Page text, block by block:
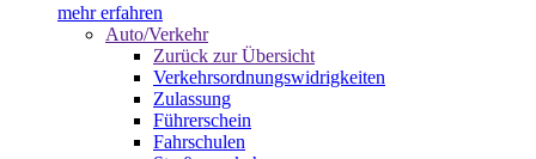
mehr erfahren
Auto/Verkehr
Zurück zur Übersicht
Verkehrsordnungswidrigkeiten
Zulassung
Führerschein
Fahrschulen